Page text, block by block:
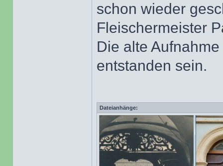
schon wieder
Fleischermeister
Die alte
entstanden sein.
Dateianhänge: